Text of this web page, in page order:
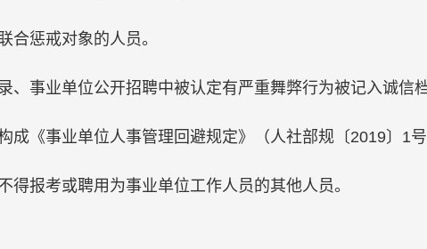
合惩戒对象的人员。
、事业单位公开招聘中被认定有严重舞弊行为被记入诚信
成《事业单位人事管理回避规定》（人社部规〔2019〕1
得报考或聘用为事业单位工作人员的其他人员。